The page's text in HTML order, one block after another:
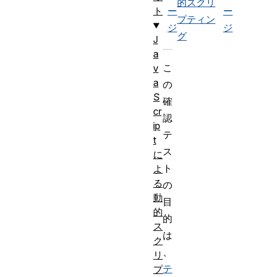
ー
ジ
プティン
グ
ー
ジ
こ
の
確
認
テ
ス
ト
の
目
的
は
テ
ト
J
a
v
a
S
cr
ip
t
に
よ
る
動
的
ス
ク
リ
プ